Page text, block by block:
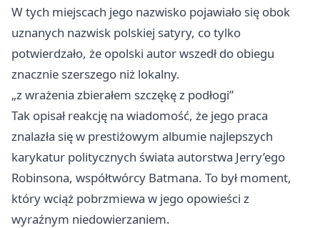
W tych miejscach jego nazwisko pojawiało się obok
uznanych nazwisk polskiej satyry, co tylko
potwierdzało, że opolski autor wszedł do obiegu
znacznie szerszego niż lokalny.
„z wrażenia zbierałem szczękę z podłogi”
Tak opisał reakcję na wiadomość, że jego praca
znalazła się w prestiżowym albumie najlepszych
karykatur politycznych świata autorstwa Jerry’ego
Robinsona, współtwórcy Batmana. To był moment,
który wciąż pobrzmiewa w jego opowieści z
wyraźnym niedowierzaniem.